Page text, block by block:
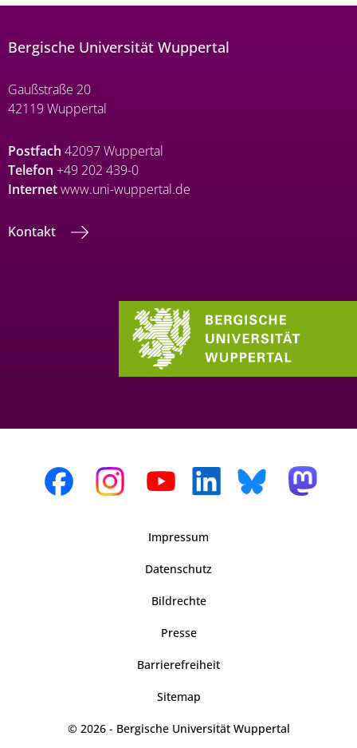
Bergische Universität Wuppertal
Gaußstraße 20
42119 Wuppertal
Postfach 42097 Wuppertal
Telefon +49 202 439-0
Internetwww.uni-wuppertal.de
Kontakt
Impressum
Datenschutz
Bildrechte
Presse
Barrierefreiheit
Sitemap
© 2026 - Bergische Universität Wuppertal